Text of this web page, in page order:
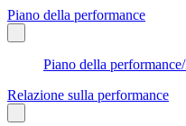
Piano della performance
Piano della
Relazione sulla performance